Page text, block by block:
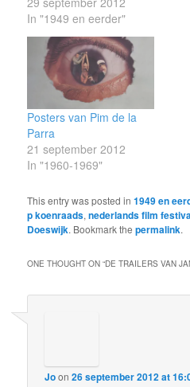
In "1949 en eerder"
Posters van Pim de la
Parra
21 september 2012
In "1960-1969"
This entry was posted in1949 en
p koenraads,nederlands film
Doeswijk. Bookmark thepermalink.
ONE THOUGHT ON “DE TRAILERS VAN
Joon26 september 2012 at